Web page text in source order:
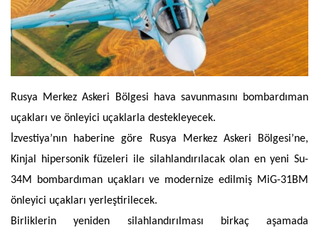
Rusya Merkez Askeri Bölgesi hava savunmasını bombardıman
uçakları ve önleyici uçaklarla destekleyecek.
İzvestiya’nın haberine göre Rusya Merkez Askeri Bölgesi’ne,
Kinjal hipersonik füzeleri ile silahlandırılacak olan en yeni Su-
34M bombardıman uçakları ve modernize edilmiş MiG-31BM
önleyici uçakları yerleştirilecek.
Birliklerin yeniden silahlandırılması birkaç aşamada